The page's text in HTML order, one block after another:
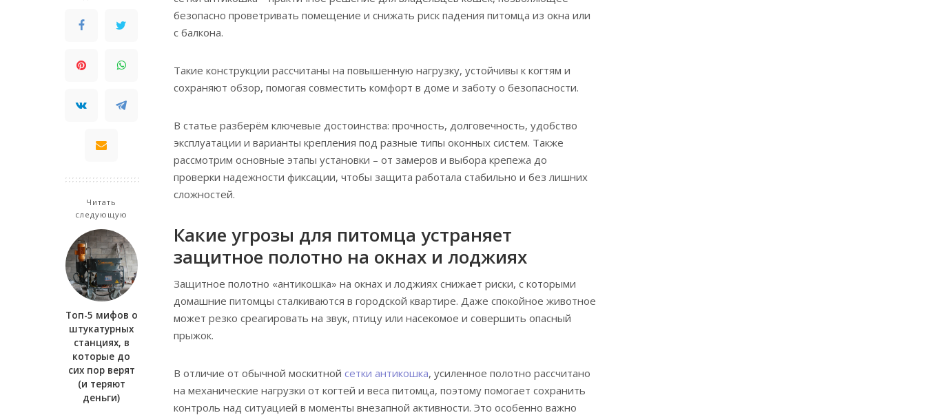
Читать
следующую
Топ-5 мифов о
штукатурных
станциях, в
которые до
сих пор верят
(и теряют
деньги)
безопасно проветривать помещение и снижать риск падения питомца из окна или
с балкона.
Такие конструкции рассчитаны на повышенную нагрузку, устойчивы к когтям и
сохраняют обзор, помогая совместить комфорт в доме и заботу о безопасности.
В статье разберём ключевые достоинства: прочность, долговечность, удобство
эксплуатации и варианты крепления под разные типы оконных систем. Также
рассмотрим основные этапы установки – от замеров и выбора крепежа до
проверки надежности фиксации, чтобы защита работала стабильно и без лишних
сложностей.
Какие угрозы для питомца устраняет
защитное полотно на окнах и лоджиях
Защитное полотно «антикошка» на окнах и лоджиях снижает риски, с которыми
домашние питомцы сталкиваются в городской квартире. Даже спокойное животное
может резко среагировать на звук, птицу или насекомое и совершить опасный
прыжок.
В отличие от обычной москитной сетки антикошка, усиленное полотно рассчитано
на механические нагрузки от когтей и веса питомца, поэтому помогает сохранить
контроль над ситуацией в моменты внезапной активности. Это особенно важно